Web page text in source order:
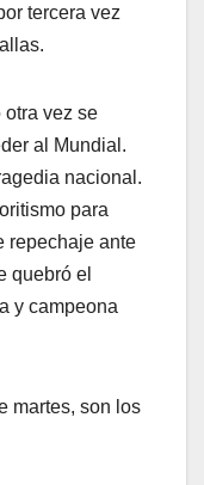
tercera vez
otra vez se
al Mundial.
nacional.
para
repechaje ante
quebró el
y campeona
martes, son los